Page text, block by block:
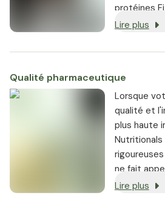
protéines
Lire plus
Qualité pharmaceutique
Lorsque
qualité et
plus haute
ne fait
les plus
Lire plus